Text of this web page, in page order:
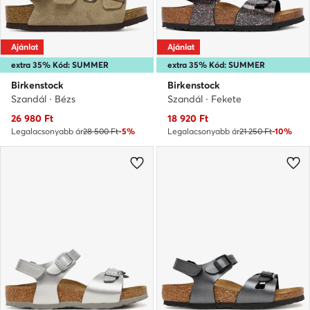
extra 35% Kód: SUMMER
Ajánlat
Birkenstock
Szandál · Bézs
Aktuális ár
26 980 Ft
Legalacsonyabb ár28 500 Ft-5%
extra 35% Kód: SUMMER
Ajánlat
Birkenstock
Szandál · Fekete
Aktuális ár
18 920 Ft
Legalacsonyabb ár21 250 Ft-10%